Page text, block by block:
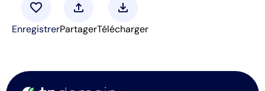
favorite
Enregistrer
upload
Partager
download
Télécharger